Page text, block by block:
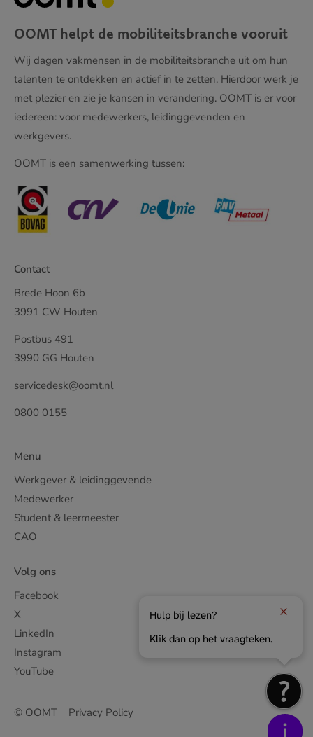
OOMT helpt de mobiliteitsbranche vooruit
Wij dagen vakmensen in de mobiliteitsbranche uit om hun
talenten te ontdekken en actief in te zetten. Hierdoor werk je
met plezier en zie je kansen in verandering. OOMT is er voor
iedereen: voor medewerkers, leidinggevenden en
werkgevers.
OOMT is een samenwerking tussen:
Contact
Brede Hoon 6b
3991 CW Houten
Postbus 491
3990 GG Houten
servicedesk@oomt.nl
0800 0155
Menu
Werkgever & leidinggevende
Medewerker
Student & leermeester
CAO
Volg ons
Facebook
X
LinkedIn
Instagram
YouTube
© OOMT Privacy Policy
Hulp bij lezen?
Klik dan op het vraagteken.